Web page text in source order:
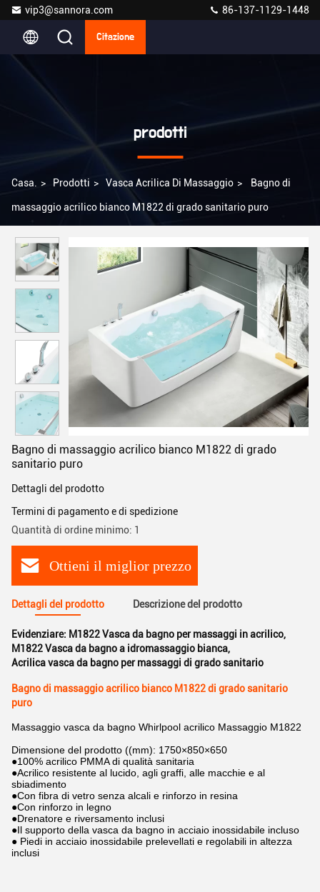
vip3@sannora.com 86-137-1129-1448
Citazione
prodotti
Casa. > Prodotti > Vasca Acrilica Di Massaggio > Bagno di
massaggio acrilico bianco M1822 di grado sanitario puro
Bagno di massaggio acrilico bianco M1822 di grado
sanitario puro
Dettagli del prodotto
Termini di pagamento e di spedizione
Quantità di ordine minimo: 1
Ottieni il miglior prezzo
Dettagli del prodotto Descrizione del prodotto
Evidenziare: M1822 Vasca da bagno per massaggi in acrilico,
M1822 Vasca da bagno a idromassaggio bianca,
Acrilica vasca da bagno per massaggi di grado sanitario
Bagno di massaggio acrilico bianco M1822 di grado sanitario
puro
Massaggio vasca da bagno Whirlpool acrilico Massaggio M1822
Dimensione del prodotto ((mm): 1750×850×650
●100% acrilico PMMA di qualità sanitaria
●Acrilico resistente al lucido, agli graffi, alle macchie e al
sbiadimento
●Con fibra di vetro senza alcali e rinforzo in resina
●Con rinforzo in legno
●Drenatore e riversamento inclusi
●Il supporto della vasca da bagno in acciaio inossidabile incluso
● Piedi in acciaio inossidabile prelevellati e regolabili in altezza
inclusi